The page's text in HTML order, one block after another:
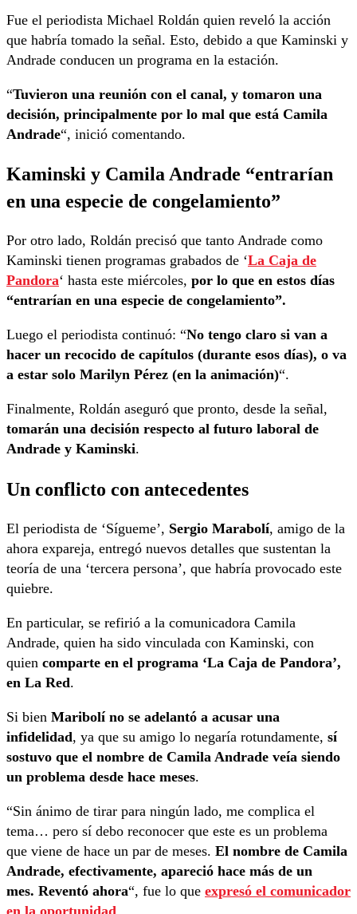
Fue el periodista Michael Roldán quien reveló la acción
que habría tomado la señal. Esto, debido a que Kaminski y
Andrade conducen un programa en la estación.
“Tuvieron una reunión con el canal, y tomaron una
decisión, principalmente por lo mal que está Camila
Andrade“, inició comentando.
Kaminski y Camila Andrade “entrarían
en una especie de congelamiento”
Por otro lado, Roldán precisó que tanto Andrade como
Kaminski tienen programas grabados de ‘La Caja de
Pandora‘ hasta este miércoles, por lo que en estos días
“entrarían en una especie de congelamiento”.
Luego el periodista continuó: “No tengo claro si van a
hacer un recocido de capítulos (durante esos días), o va
a estar solo Marilyn Pérez (en la animación)“.
Finalmente, Roldán aseguró que pronto, desde la señal,
tomarán una decisión respecto al futuro laboral de
Andrade y Kaminski.
Un conflicto con antecedentes
El periodista de ‘Sígueme’, Sergio Marabolí, amigo de la
ahora expareja, entregó nuevos detalles que sustentan la
teoría de una ‘tercera persona’, que habría provocado este
quiebre.
En particular, se refirió a la comunicadora Camila
Andrade, quien ha sido vinculada con Kaminski, con
quien comparte en el programa ‘La Caja de Pandora’,
en La Red.
Si bien Maribolí no se adelantó a acusar una
infidelidad, ya que su amigo lo negaría rotundamente, sí
sostuvo que el nombre de Camila Andrade veía siendo
un problema desde hace meses.
“Sin ánimo de tirar para ningún lado, me complica el
tema… pero sí debo reconocer que este es un problema
que viene de hace un par de meses. El nombre de Camila
Andrade, efectivamente, apareció hace más de un
mes. Reventó ahora“, fue lo que expresó el comunicador
en la oportunidad